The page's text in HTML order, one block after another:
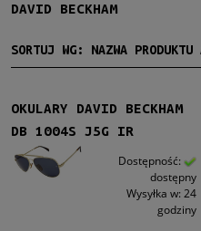
Producent
David Beckham (61)
Męskie (61)
Kształt
Okrągłe/Owalne
DAVID BECKHAM
SORTUJ WG: NAZWA
OKULARY DAVID BECKHAM
DB 1004S J5G IR
Dostępność:
dostępny
Wysyłka w: 24
godziny